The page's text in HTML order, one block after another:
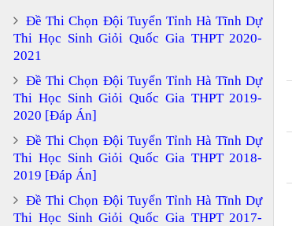
Đề Thi Chọn Đội Tuyển Tỉnh Hà Tĩnh Dự
Thi Học Sinh Giỏi Quốc Gia THPT 2020-
2021
Đề Thi Chọn Đội Tuyển Tỉnh Hà Tĩnh Dự
Thi Học Sinh Giỏi Quốc Gia THPT 2019-
2020 [Đáp Án]
Đề Thi Chọn Đội Tuyển Tỉnh Hà Tĩnh Dự
Thi Học Sinh Giỏi Quốc Gia THPT 2018-
2019 [Đáp Án]
Đề Thi Chọn Đội Tuyển Tỉnh Hà Tĩnh Dự
Thi Học Sinh Giỏi Quốc Gia THPT 2017-